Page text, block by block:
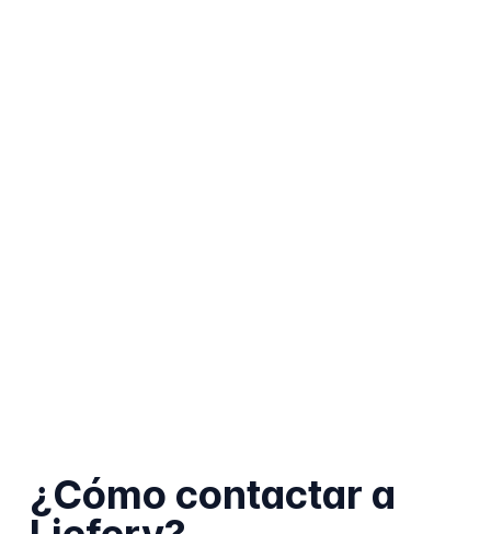
¿Cómo contactar a